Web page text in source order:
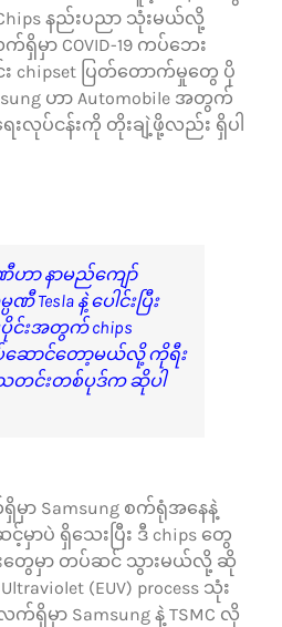
နည်းပညာ သုံးမယ်လို့
မှာ COVID-19 ကပ်ဘေး
chipset ပြတ်တောက်မှုတွေ ပို
ဟာ Automobile အတွက်
ရေးလုပ်ငန်းကို တိုးချဲ့ဖို့လည်း ရှိပါ
ဏီဟာ နာမည်ကျော်
Tesla နဲ့ ပေါင်းပြီး
င်းအတွက် chips
ောင်တော့မယ်လို့ ကိုရီး
တင်းတစ်ပုဒ်က ဆိုပါ
ာ Samsung စက်ရုံအနေနဲ့
ာပဲ ရှိသေးပြီး ဒီ chips တွေ
းတွေမှာ တပ်ဆင် သွားမယ်လို့ ဆို
(EUV) process သုံး
ရှိမှာ Samsung နဲ့ TSMC လို